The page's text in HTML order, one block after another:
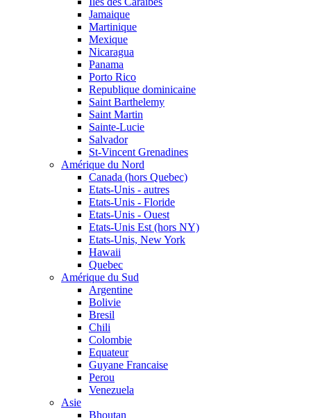
Jamaique
Martinique
Mexique
Nicaragua
Panama
Porto Rico
Republique dominicaine
Saint Barthelemy
Saint Martin
Sainte-Lucie
Salvador
St-Vincent Grenadines
Amérique du Nord
Canada (hors Quebec)
Etats-Unis - autres
Etats-Unis - Floride
Etats-Unis - Ouest
Etats-Unis Est (hors NY)
Etats-Unis, New York
Hawaii
Quebec
Amérique du Sud
Argentine
Bolivie
Bresil
Chili
Colombie
Equateur
Guyane Francaise
Perou
Venezuela
Asie
Bhoutan